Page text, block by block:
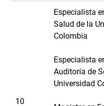
10
Especialista
Salud de la
Colombia
Especialista
Auditoría de
Universidad